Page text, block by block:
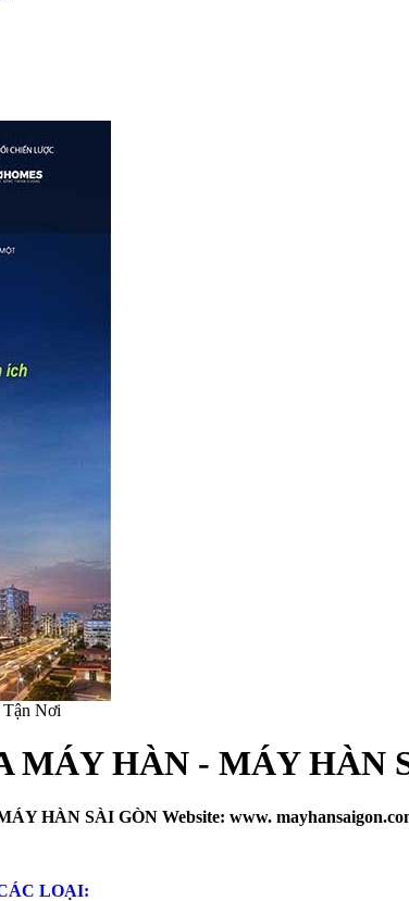
Nơi
MÁY HÀN - MÁY HÀN
HÀN SÀI GÒN Website: www.
LOẠI: